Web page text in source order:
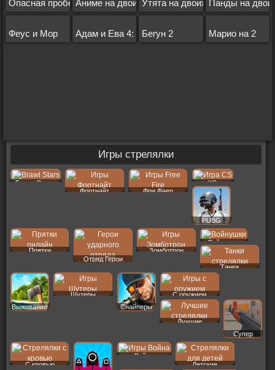
Опасная пробежкаАниме на двоих Утята на двоих Панды на
Феус и Мор Адам и Ева 4: свидание
Бегун 2 Марио на 2
Игры стрелялки
Бравл Старс
Фортнайт
Фри Фаер
КС
PUBG
Прятки
Отряд Герои
Зомботрон
Войнушки
Танки
Выживание
Шутеры
Снайперы
С оружием
Лучшие
Супер
С кровью
Война
Детские